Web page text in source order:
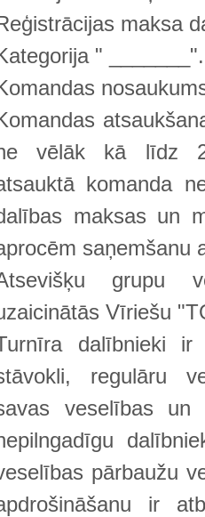
maksa
" _______".
vēlāk kā līdz
komanda
maksas un
saņemšanu
grupu
Vīriešu
dalībnieki
regulāru
veselības un
pārbaužu
ir